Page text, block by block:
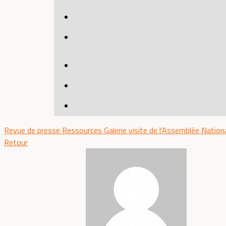
Revue de presse Ressources Galerie visite de l'Assemblée
Retour